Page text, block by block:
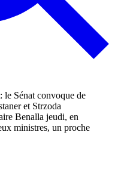
Benalla jeudi, en
ministres, un proche